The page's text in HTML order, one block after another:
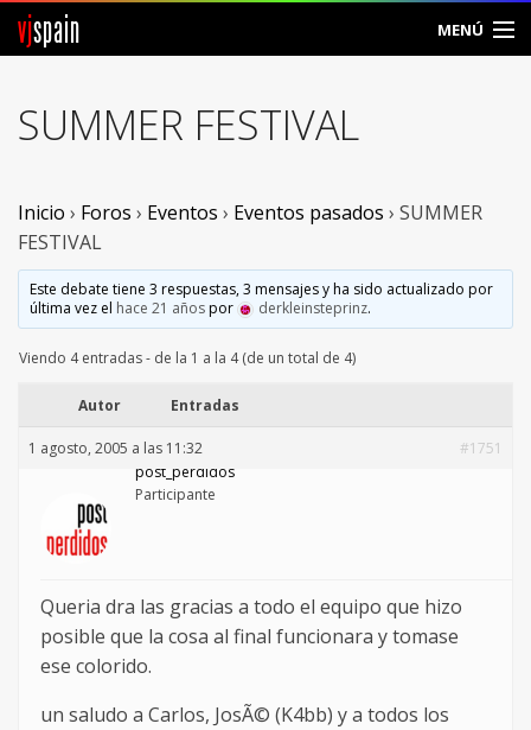
vjspain MENÚ
Foros
Vjspain
Ayuda
Contacto
SUMMER FESTIVAL
Inicio › Foros › Eventos › Eventos pasados › SUMMER
FESTIVAL
Este debate tiene 3 respuestas, 3 mensajes y ha sido actualizado por
última vez el hace 21 añospor derkleinsteprinz.
Viendo 4 entradas - de la 1 a la 4 (de un total de 4)
Autor Entradas
1 agosto, 2005 a las 11:32
#1751
post_perdidos
Participante
Queria dra las gracias a todo el equipo que hizo
posible que la cosa al final funcionara y tomase
ese colorido.
un saludo a Carlos, JosÃ© (K4bb) y a todos los